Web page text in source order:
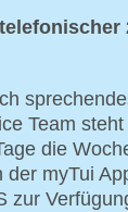
Team
die
der myTui
zur